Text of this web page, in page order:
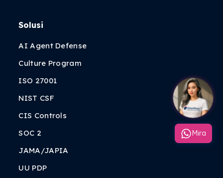
Solusi
AI Agent Defense
Culture Program
ISO 27001
NIST CSF
CIS Controls
SOC 2
JAMA/JAPIA
UU PDP
Mira